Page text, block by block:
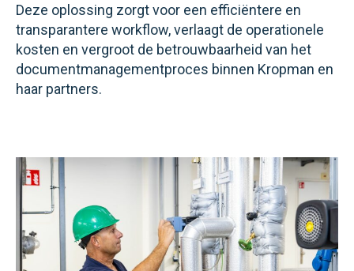
Deze oplossing zorgt voor een efficiëntere en
transparantere workflow, verlaagt de operationele
kosten en vergroot de betrouwbaarheid van het
documentmanagementproces binnen Kropman en
haar partners.